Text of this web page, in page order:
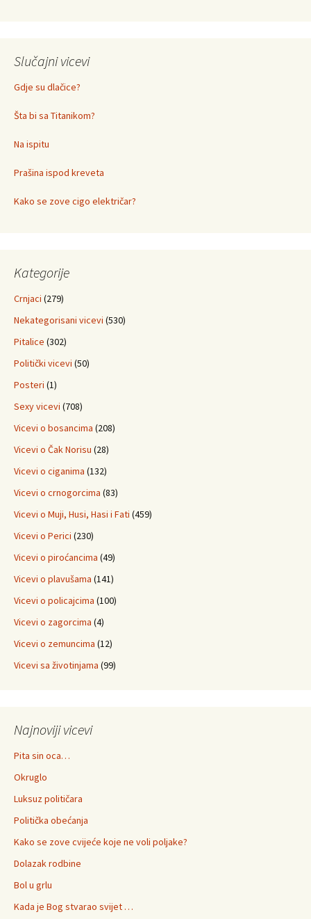
Slučajni vicevi
Gdje su dlačice?
Šta bi sa Titanikom?
Na ispitu
Prašina ispod kreveta
Kako se zove cigo električar?
Kategorije
Crnjaci (279)
Nekategorisani vicevi (530)
Pitalice (302)
Politički vicevi (50)
Posteri (1)
Sexy vicevi (708)
Vicevi o bosancima (208)
Vicevi o Čak Norisu (28)
Vicevi o ciganima (132)
Vicevi o crnogorcima (83)
Vicevi o Muji, Husi, Hasi i Fati (459)
Vicevi o Perici (230)
Vicevi o piroćancima (49)
Vicevi o plavušama (141)
Vicevi o policajcima (100)
Vicevi o zagorcima (4)
Vicevi o zemuncima (12)
Vicevi sa životinjama (99)
Najnoviji vicevi
Pita sin oca…
Okruglo
Luksuz političara
Politička obećanja
Kako se zove cvijeće koje ne voli poljake?
Dolazak rodbine
Bol u grlu
Kada je Bog stvarao svijet …